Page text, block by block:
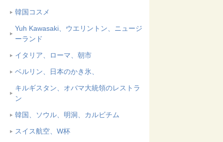
韓国コスメ
Yuh Kawasaki、ウエリントン、ニュージ
ーランド
イタリア、ローマ、朝市
ベルリン、日本のかき氷、
キルギスタン、オバマ大統領のレストラ
ン
韓国、ソウル、明洞、カルビチム
スイス航空、W杯